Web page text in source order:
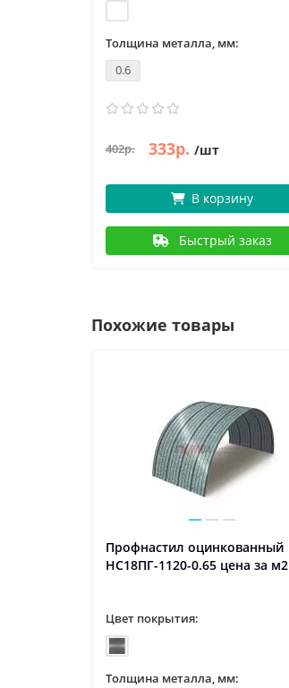
Толщина металла, мм:
0.6
402р. 333р. /шт
В корзину
Быстрый заказ
Похожие товары
Профнастил оцинкованный
НС18ПГ-1120-0.65 цена за м2
Цвет покрытия:
Толщина металла, мм: